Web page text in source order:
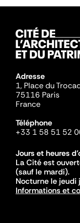
Adresse
1, Place du
75116 Paris
France
Téléphone
+33 1 58 51 52
Jours et heures
La Cité est
(sauf le mardi).
Nocturne le jeudi
Informations et